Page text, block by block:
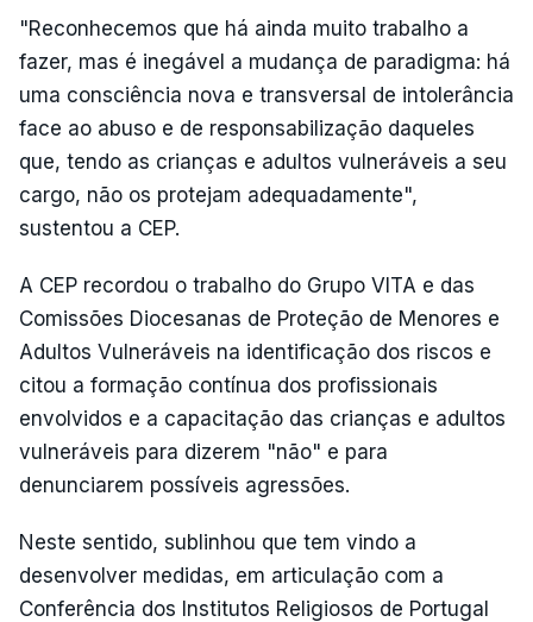
"Reconhecemos que há ainda muito trabalho a
fazer, mas é inegável a mudança de paradigma: há
uma consciência nova e transversal de intolerância
face ao abuso e de responsabilização daqueles
que, tendo as crianças e adultos vulneráveis a seu
cargo, não os protejam adequadamente",
sustentou a CEP.
A CEP recordou o trabalho do Grupo VITA e das
Comissões Diocesanas de Proteção de Menores e
Adultos Vulneráveis na identificação dos riscos e
citou a formação contínua dos profissionais
envolvidos e a capacitação das crianças e adultos
vulneráveis para dizerem "não" e para
denunciarem possíveis agressões.
Neste sentido, sublinhou que tem vindo a
desenvolver medidas, em articulação com a
Conferência dos Institutos Religiosos de Portugal